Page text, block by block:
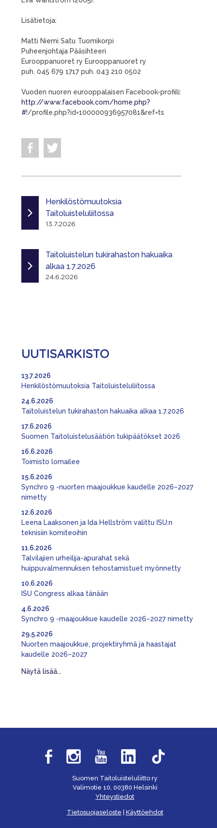
Lisätietoja:
Matti Niemi Satu Tuomikorpi
Puheenjohtaja Pääsihteeri
Eurooppanuoret ry Eurooppanuoret ry
puh. 045 679 1717 puh. 043 210 0502
Vuoden nuoren eurooppalaisen Facebook-profiili:
http://www.facebook.com/home.php?
#!/profile.php?id=100000936957081&ref=ts
Henkilöstömuutoksia
Taitoluisteluliitossa
13.7.2026
Taitoluistelun tukirahaston hakuaika
alkaa 1.7.2026
24.6.2026
UUTISARKISTO
Henkilöstömuutoksia Taitoluisteluliitossa
13.7.2026
Taitoluistelun tukirahaston hakuaika alkaa 1.7.2026
24.6.2026
Suomen Taitoluistelusäätiön tukipäätökset 2026
17.6.2026
Toimisto lomailee
16.6.2026
Synchro 9 -nuorten maajoukkue kaudelle 2026–2027
nimetty
15.6.2026
Leena Laaksonen ja Ida Hellström valittu ISU:n
teknisiin komiteoihin
12.6.2026
Talvilajien urheilija-apurahat sekä
huippuvalmennuksen tehostamistuet myönnetty
11.6.2026
ISU Congress alkaa tänään
10.6.2026
Synchro 9 -maajoukkue kaudelle 2026–2027 nimetty
4.6.2026
Nuorten maajoukkue, projektiryhmä ja haastajat
kaudelle 2026–2027
29.5.2026
Näytä lisää...
Suomen Taitoluisteluliitto ry
Valimotie 10, 00380 Helsinki
Yhteystiedot
Tietosuojaseloste Käyttöehdot